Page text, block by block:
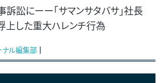
訴訟にーー「サマンサタバサ」社長
上した重大ハレンチ行為
ナル編集部